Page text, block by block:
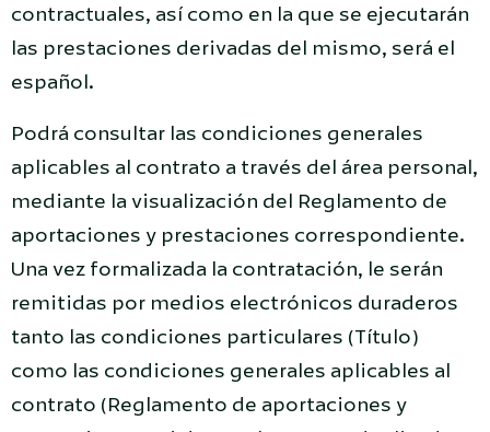
contractuales, así como en la que se ejecutarán
las prestaciones derivadas del mismo, será el
español.
Podrá consultar las condiciones generales
aplicables al contrato a través del área personal,
mediante la visualización del Reglamento de
aportaciones y prestaciones correspondiente.
Una vez formalizada la contratación, le serán
remitidas por medios electrónicos duraderos
tanto las condiciones particulares (Título)
como las condiciones generales aplicables al
contrato (Reglamento de aportaciones y